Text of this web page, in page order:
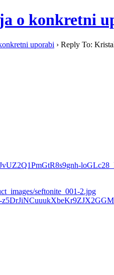
o konkretni
uporabi › Reply To:
seftonite_001-2.jpg